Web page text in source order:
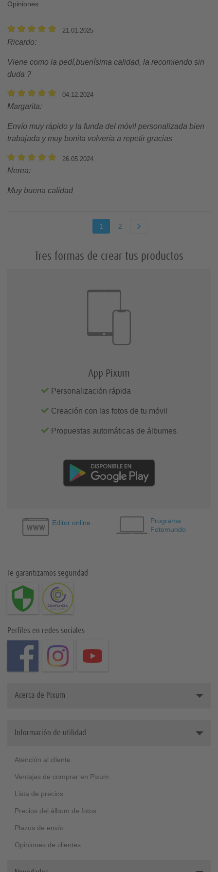
Opiniones
21.01.2025
Ricardo:
Viene como la pedí,buenísima calidad, la recomiendo sin
duda
04.12.2024
Margarita:
Envío muy rápido y la funda del móvil personalizada bien
trabajada y muy bonita volvería a repetir gracias
26.05.2024
Nerea:
Muy buena calidad
1 2
Tres formas de crear tus productos
App Pixum
Personalización rápida
Creación con las fotos de tu móvil
Propuestas automáticas de álbumes
Editor online
Programa
Fotomundo
Te garantizamos seguridad
Perfiles en redes sociales
Acerca de Pixum
Medioambiente
Información de utilidad
Atención al cliente
Ventajas de comprar en Pixum
Lista de precios
Precios del álbum de fotos
Plazos de envío
Opiniones de clientes